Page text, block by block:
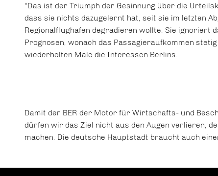
"Das ist der Triumph der Gesinnung über die
dass sie nichts dazugelernt hat, seit sie im letzten
Regionalflughafen degradieren wollte. Sie ignoriert
Prognosen, wonach das Passagieraufkommen
wiederholten Male die Interessen Berlins.
Damit der BER der Motor für Wirtschafts- und
dürfen wir das Ziel nicht aus den Augen verlieren,
machen. Die deutsche Hauptstadt braucht auch